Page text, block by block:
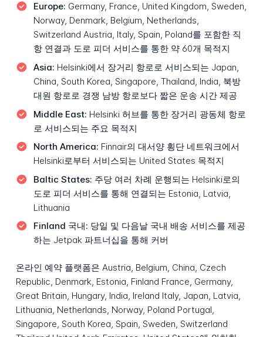
Europe: Germany, France, United Kingdom, Sweden,
Norway, Denmark, Belgium, Netherlands,
Switzerland Austria, Italy, Spain, Poland를 포함한 직
항 연결과 도로 피더 서비스를 통한 약 60개 목적지
Asia: Helsinki에서 장거리 항로로 서비스되는 Japan,
China, South Korea, Singapore, Thailand, India, 북방
대원 항로로 경쟁 남방 항로보다 짧은 운송 시간 제공
Middle East: Helsinki 허브를 통한 장거리 광동체 항로
로 서비스되는 주요 목적지
North America: Finnair의 대서양 횡단 네트워크에서
Helsinki로부터 서비스되는 United States 목적지
Baltic States: 주당 여러 차례 운행되는 Helsinki로의
도로 피더 서비스를 통해 연결되는 Estonia, Latvia,
Lithuania
Finland 국내: 당일 및 다음날 국내 배송 서비스를 제공
하는 Jetpak 파트너십을 통해 커버
온라인 예약 플랫폼은 Austria, Belgium, China, Czech
Republic, Denmark, Estonia, Finland France, Germany,
Great Britain, Hungary, India, Ireland Italy, Japan, Latvia,
Lithuania, Netherlands, Norway, Poland Portugal,
Singapore, South Korea, Spain, Sweden, Switzerland